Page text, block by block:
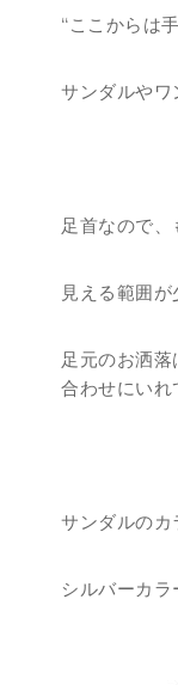
“ここからは
サンダルやワ
足首なので
見える範囲
足元のお洒
合わせにい
サンダルのカ
シルバーカ